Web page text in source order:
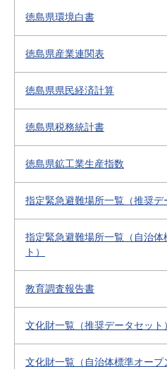
徳島県環境白書
徳島県産業連関表
徳島県県民経済計算
徳島県税務統計書
徳島県鉱工業生産指数
指定緊急避難場所一覧（推奨デ
指定緊急避難場所一覧（自治体
ト）
教育調査報告書
文化財一覧（推奨データセット）
文化財一覧（自治体標準オープ